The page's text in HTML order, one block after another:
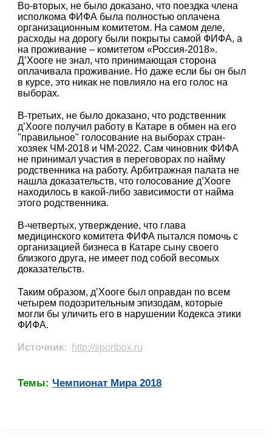
Во-вторых, не было доказано, что поездка члена
исполкома ФИФА была полностью оплачена
организационным комитетом. На самом деле,
расходы на дорогу были покрыты самой ФИФА, а
на проживание – комитетом «Россия-2018».
Д’Хооге не знал, что принимающая сторона
оплачивала проживание. Но даже если бы он был
в курсе, это никак не повлияло на его голос на
выборах.
В-третьих, не было доказано, что родственник
д’Хооге получил работу в Катаре в обмен на его
"правильное" голосование на выборах стран-
хозяек ЧМ-2018 и ЧМ-2022. Сам чиновник ФИФА
не принимал участия в переговорах по найму
родственника на работу. Арбитражная палата не
нашла доказательств, что голосование д’Хооге
находилось в какой-либо зависимости от найма
этого родственника.
В-четвертых, утверждение, что глава
медицинского комитета ФИФА пытался помочь с
организацией бизнеса в Катаре сыну своего
близкого друга, не имеет под собой весомых
доказательств.
Таким образом, д’Хооге был оправдан по всем
четырем подозрительным эпизодам, которые
могли бы уличить его в нарушении Кодекса этики
ФИФА.
Источник: http://sportbox.ru
Темы: Чемпионат Мира 2018